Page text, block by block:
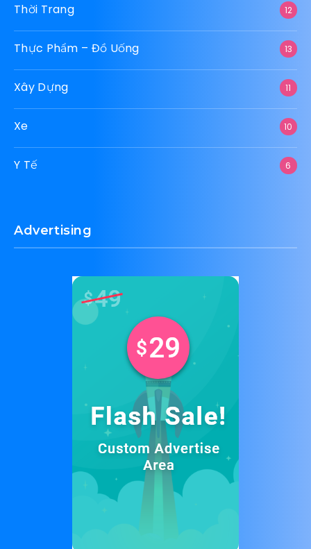
Thời Trang 12
Thực Phẩm – Đồ Uống 13
Xây Dựng 11
Xe 10
Y Tế 6
Advertising